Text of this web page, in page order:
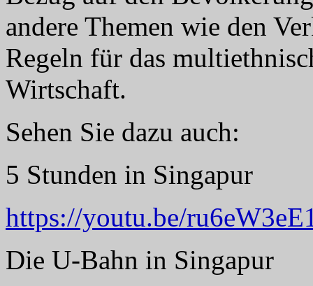
andere Themen wie den
Regeln für das
Wirtschaft.
Sehen Sie dazu auch:
5 Stunden in Singapur
https://youtu.be/
Die U-Bahn in Singapur